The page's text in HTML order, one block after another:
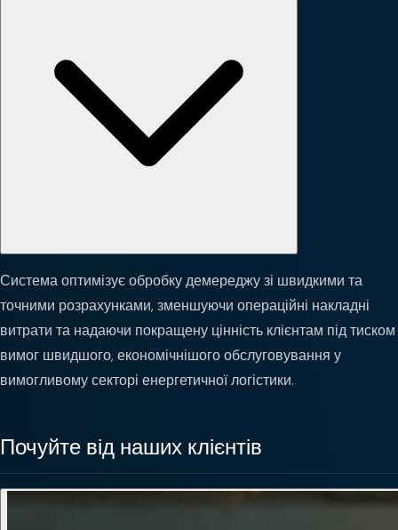
Система оптимізує обробку демереджу зі швидкими та
точними розрахунками, зменшуючи операційні накладні
витрати та надаючи покращену цінність клієнтам під тиском
вимог швидшого, економічнішого обслуговування у
вимогливому секторі енергетичної логістики.
Почуйте від наших клієнтів